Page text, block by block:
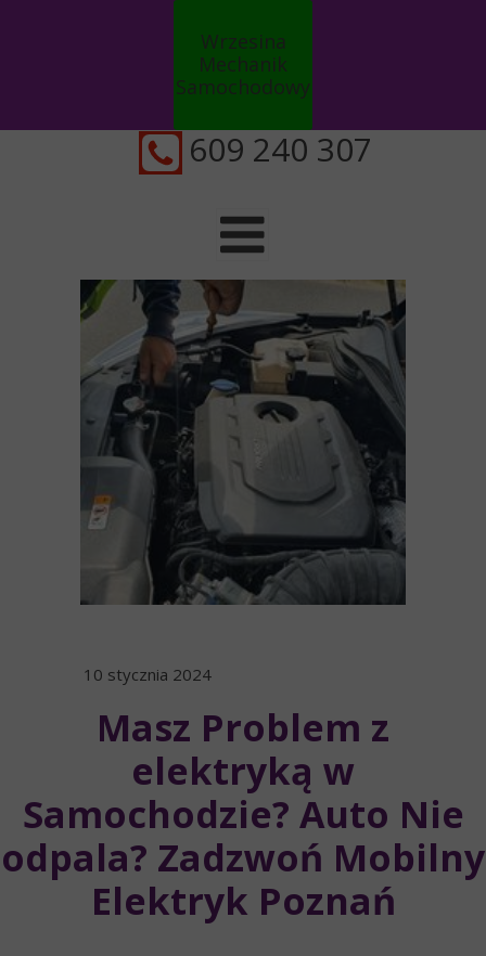
609 240 307
Wrzesina
Mechanik
Samochodowy
Auto serwis
10 stycznia 2024
Masz Problem z
elektryką w
Samochodzie? Auto Nie
odpala? Zadzwoń Mobilny
Elektryk Poznań